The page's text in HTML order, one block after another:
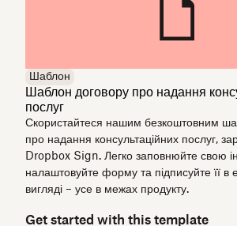
Шаблон
Шаблон договору про надання
послуг
Скористайтеся нашим безкоштовним
про надання консультаційних послуг,
Dropbox Sign. Легко заповнюйте свою
налаштовуйте форму та підписуйте її в
вигляді – усе в межах продукту.
Get started with this template